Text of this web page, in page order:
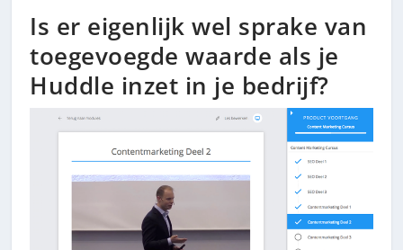
Is er eigenlijk wel sprake van
toegevoegde waarde als je
Huddle inzet in je bedrijf?